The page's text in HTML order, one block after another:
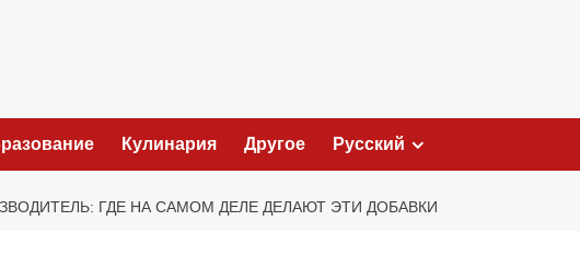
Кулинария Другое Русский
ГДЕ НА САМОМ ДЕЛЕ ДЕЛАЮТ ЭТИ ДОБАВКИ